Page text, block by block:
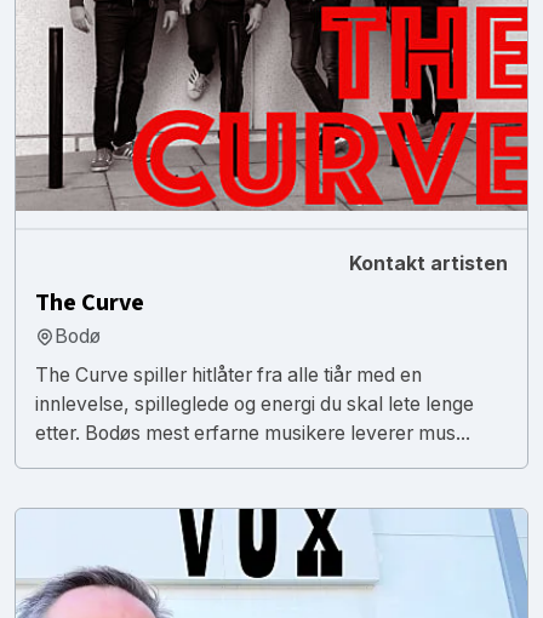
Kontakt artisten
The Curve
Bodø
The Curve spiller hitlåter fra alle tiår med en
innlevelse, spilleglede og energi du skal lete lenge
etter. Bodøs mest erfarne musikere leverer mus...